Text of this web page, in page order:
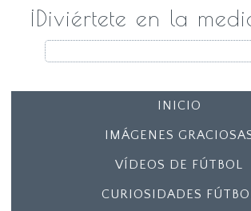
¡Diviértete en la
INICIO
IMÁGENES
VÍDEOS DE FÚTBOL
CURIOSIDADES